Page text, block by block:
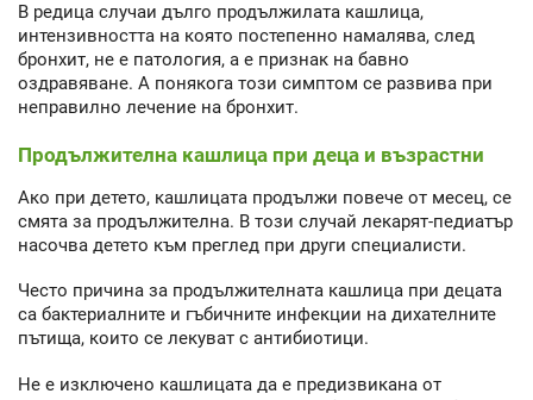
В редица случаи дълго продължилата кашлица,
интензивността на която постепенно намалява, след
бронхит, не е патология, а е признак на бавно
оздравяване. А понякога този симптом се развива при
неправилно лечение на бронхит.
Продължителна кашлица при деца и възрастни
Ако при детето, кашлицата продължи повече от месец, се
смята за продължителна. В този случай лекарят-педиатър
насочва детето към преглед при други специалисти.
Често причина за продължителната кашлица при децата
са бактериалните и гъбичните инфекции на дихателните
пътища, които се лекуват с антибиотици.
Не е изключено кашлицата да е предизвикана от